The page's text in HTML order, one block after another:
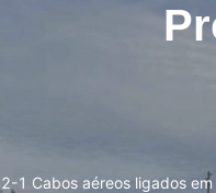
1 Cabos aéreos ligados